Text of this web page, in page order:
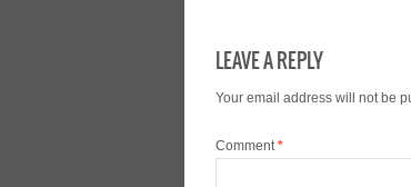
LEAVE A REPLY
Your email address will not be
Comment*